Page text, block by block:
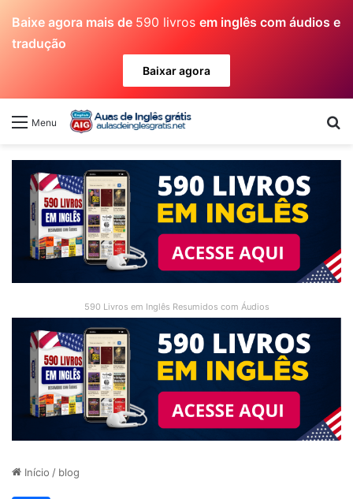
Baixe agora mais de 590 livros em inglês com áudios e
tradução
Baixar agora
Menu
590 Livros em Inglês Resumidos com Áudios
Início / blog